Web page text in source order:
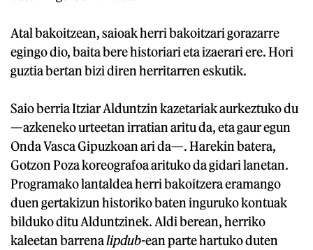
Atal bakoitzean, saioak herri bakoitzari gorazarre
egingo dio, baita bere historiari eta izaerari ere. Hori
guztia bertan bizi diren herritarren eskutik.
Saio berria Itziar Alduntzin kazetariak aurkeztuko du
—azkeneko urteetan irratian aritu da, eta gaur egun
Onda Vasca Gipuzkoan ari da—. Harekin batera,
Gotzon Poza koreografoa arituko da gidari lanetan.
Programako lantaldea herri bakoitzera eramango
duen gertakizun historiko baten inguruko kontuak
bilduko ditu Alduntzinek. Aldi berean, herriko
kaleetan barrenalipdub-ean parte hartuko duten